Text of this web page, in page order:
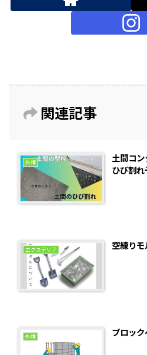
関連記事
外構
土間コ
ひび割
エクステリア 空練り
外構 ブロッ